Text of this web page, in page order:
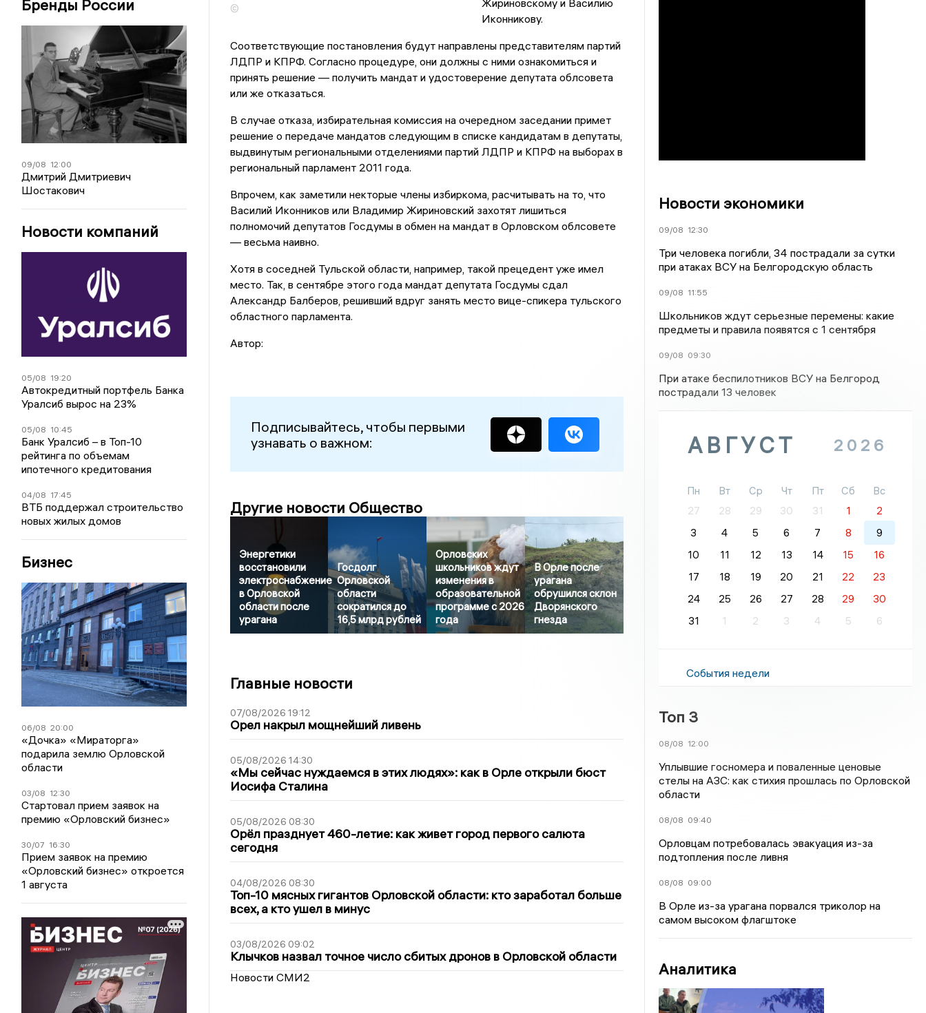
Бренды России
09/08 12:00
Дмитрий Дмитриевич
Шостакович
Новости компаний
05/08 19:20
Автокредитный портфель Банка
Уралсиб вырос на 23%
05/08 10:45
Банк Уралсиб – в Топ-10
рейтинга по объемам
ипотечного кредитования
04/08 17:45
ВТБ поддержал строительство
новых жилых домов
Бизнес
06/08 20:00
«Дочка» «Мираторга»
подарила землю Орловской
области
03/08 12:30
Стартовал прием заявок на
премию «Орловский бизнес»
30/07 16:30
Прием заявок на премию
«Орловский бизнес» откроется
1 августа
©
Жириновскому и Василию
Иконникову.
Соответствующие постановления будут направлены представителям партий
ЛДПР и КПРФ. Согласно процедуре, они должны с ними ознакомиться и
принять решение — получить мандат и удостоверение депутата облсовета
или же отказаться.
В случае отказа, избирательная комиссия на очередном заседании примет
решение о передаче мандатов следующим в списке кандидатам в депутаты,
выдвинутым региональными отделениями партий ЛДПР и КПРФ на выборах в
региональный парламент 2011 года.
Впрочем, как заметили некторые члены избиркома, расчитывать на то, что
Василий Иконников или Владимир Жириновский захотят лишиться
полномочий депутатов Госдумы в обмен на мандат в Орловском облсовете
— весьма наивно.
Хотя в соседней Тульской области, например, такой прецедент уже имел
место. Так, в сентябре этого года мандат депутата Госдумы сдал
Александр Балберов, решивший вдруг занять место вице-спикера тульского
областного парламента.
Автор:
Подписывайтесь, чтобы первыми
узнавать о важном:
Другие новости Общество
Энергетики
восстановили
электроснабжение
в Орловской
области после
урагана
Госдолг
Орловской
области
сократился до
16,5 млрд рублей
Орловских
школьников ждут
изменения в
образовательной
программе с 2026
года
В Орле после
урагана
обрушился склон
Дворянского
гнезда
Главные новости
07/08/2026 19:12
Орел накрыл мощнейший ливень
05/08/2026 14:30
«Мы сейчас нуждаемся в этих людях»: как в Орле открыли бюст
Иосифа Сталина
05/08/2026 08:30
Орёл празднует 460-летие: как живет город первого салюта
сегодня
04/08/2026 08:30
Топ-10 мясных гигантов Орловской области: кто заработал больше
всех, а кто ушел в минус
03/08/2026 09:02
Клычков назвал точное число сбитых дронов в Орловской области
Новости СМИ2
Новости экономики
09/08 12:30
Три человека погибли, 34 пострадали за сутки
при атаках ВСУ на Белгородскую область
09/08 11:55
Школьников ждут серьезные перемены: какие
предметы и правила появятся с 1 сентября
09/08 09:30
При атаке беспилотников ВСУ на Белгород
пострадали 13 человек
АВГУСТ 2026
Пн Вт Ср Чт Пт Сб
Вс
27
28 29 30 31 1
2
3
4 5 6 7 8
9
10
11 12 13 14 15
16
17
18 19 20 21 22
23
24
25 26 27 28 29
30
31
1 2 3 4 5 6
События недели
Топ 3
08/08 12:00
Уплывшие госномера и поваленные ценовые
стелы на АЗС: как стихия прошлась по Орловской
области
08/08 09:40
Орловцам потребовалась эвакуация из-за
подтопления после ливня
08/08 09:00
В Орле из-за урагана порвался триколор на
самом высоком флагштоке
Аналитика